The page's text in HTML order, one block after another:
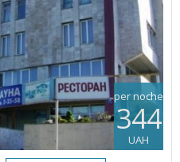
per noche
344
UAH